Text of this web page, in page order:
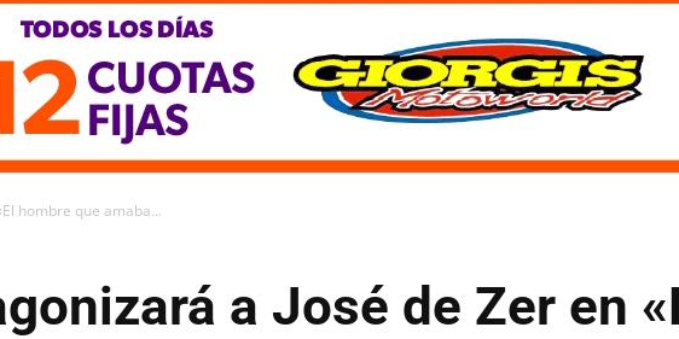
hombre que amaba...
a José de Zer en